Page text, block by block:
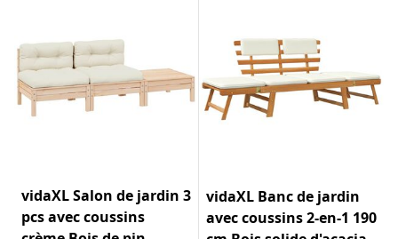
vidaXL Salon de jardin 3
pcs avec coussins
vidaXL Banc de jardin
avec coussins 2-en-1 190